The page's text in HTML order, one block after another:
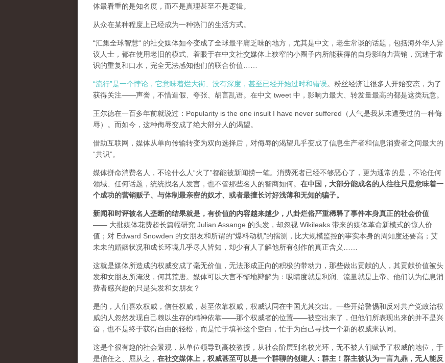
体最看重的是知名度，而不是真理甚至不是逻辑。
从众在某种程度上已经成为一种热门的生活方式。
“汇集全球智慧“ 的社交媒体如今变成了全球最平庸乏味的地方，尤其是中文，老生常谈的话题，包括海外华人异
议人士，都在使用老旧的模式、着眼于在中文社交媒体上狭窄的小圈子内所能获得的自身影响力营销，沉迷于常
识的重复和口水，完全无法感知他们的联合价值……
“流行”是一个悖论，它意味着烂大街、没有深度，甚至已经开始过时和错误。粉丝经济让很多人开始变态，为了
获得关注——声誉，不惜造假、夸张、胡言乱语。在中文 tweet 中，影响力最大、转发量最高的都是这类玩意。
王尔德在一百多年前就说过：Popularity is the one insult I have never suffered（人气是我从未遭受过的一种侮
辱）。而如今，这种侮辱变成了绝大部分人的渴望。
借助互联网，媒体从单向传输转变为双向选择后，对侮辱的渴望几乎变成了信息生产者和信息消费者之间最大的
“共识”。
媒体拼命消费名人，不论什么人“火了”都能被新闻捞一笔。消费死者已经不够恶心了，更为通常的是，不论任何
领域、任何话题，统统找名人发言，也不管那些名人的智商如何。 在中国，大部分能成名的人往往只是意味着一
个成功的营销贩子、与体制最亲密的奴才、或者最擅长讨好浅薄和无知的骗子。
新闻和时评被名人垄断的结果就是，有价值的内容越来越少，八卦烂俗严重稀释了事件本身真正的社会价值
—— 大批媒体花费超长篇幅研究 Julian Assange 的头发，却忽视 Wikileaks 带来的媒体革命新模式的惊人价
值；对 Edward Snowden 的女朋友和所谓的“爆料动机”的揣测，比大规模监控的事实本身的周知度还要高；艾
未未的婚姻状况和成长环境几乎尽人皆知，却少有人了解他所有创作的真正含义……
这就是媒体所造成的权威变成了毫无价值，无法形成正向的积极的带动力，那些做出贡献的人，其贡献价值被头
发和女朋友所淹没，何其荒唐。媒体可以大言不惭地辩解为：吸睛度就是利润、流量就是上帝。他们认为信息消
费者感兴趣的只是头发和女朋友？
是的，人们喜欢权威，信任权威，甚至依靠权威，权威认同在中国尤其突出。一些开始警惕和反对共产党政治权
威的人忽然发现自己赖以生存的精神依靠——那个权威者的位置——被空出来了，但他们所表现出来的并不是兴
奋，也不是终于获得自由的轻松，而是忙于填补这个空白，忙于为自己寻找一个新的权威来认同。
这是个很有趣的社会景观，从单位领导到高校教授，从社会阶层到名校光环，无不被人们赋予了权威的地位，于
是信任之、屈从之， 在社交媒体上，权威甚至可以是一个群聊的创建人：群主！群主被认为一言九鼎，无人能反